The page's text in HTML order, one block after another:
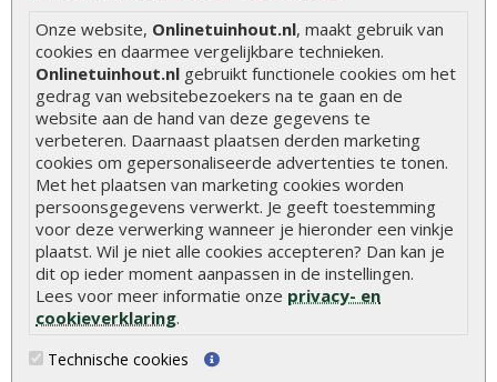
Onze website, Onlinetuinhout.nl, maakt gebruik van
cookies en daarmee vergelijkbare technieken.
Onlinetuinhout.nl gebruikt functionele cookies om het
gedrag van websitebezoekers na te gaan en de
website aan de hand van deze gegevens te
verbeteren. Daarnaast plaatsen derden marketing
cookies om gepersonaliseerde advertenties te tonen.
Met het plaatsen van marketing cookies worden
persoonsgegevens verwerkt. Je geeft toestemming
voor deze verwerking wanneer je hieronder een vinkje
plaatst. Wil je niet alle cookies accepteren? Dan kan je
dit op ieder moment aanpassen in de instellingen.
Lees voor meer informatie onze privacy- en
cookieverklaring.
Technische cookies
Bezorgen en afhalen
Blog
Klantenservice
Volg ons
Betaalmethoden
Keurmerken